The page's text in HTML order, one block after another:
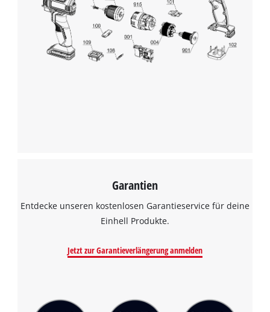
Garantien
Entdecke unseren kostenlosen Garantieservice für deine
Einhell Produkte.
Jetzt zur Garantieverlängerung anmelden